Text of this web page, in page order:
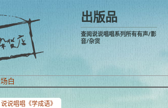
出版品
查阅说说唱唱系列所有有声/影
音/杂货
白
说说唱唱《学成语》